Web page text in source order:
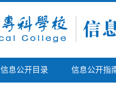
信息公开目录 信息公开指